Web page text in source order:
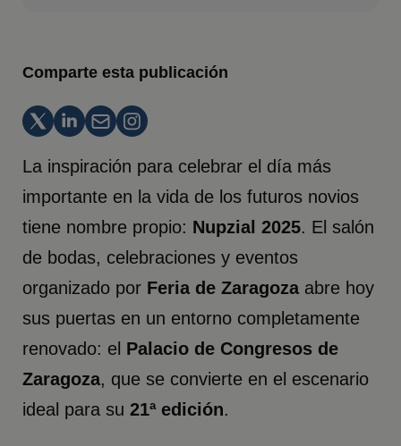
Comparte esta publicación
La inspiración para celebrar el día más
importante en la vida de los futuros novios
tiene nombre propio: Nupzial 2025. El salón
de bodas, celebraciones y eventos
organizado por Feria de Zaragozaabre hoy
sus puertas en un entorno completamente
renovado: el Palacio de Congresos de
Zaragoza, que se convierte en el escenario
ideal para su21ª edición.